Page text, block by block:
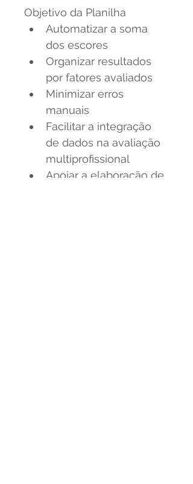
Objetivo da Planilha
Automatizar a soma
dos escores
Organizar resultados
por fatores avaliados
Minimizar erros
manuais
Facilitar a integração
de dados na avaliação
multiprofissional
Apoiar a elaboração de